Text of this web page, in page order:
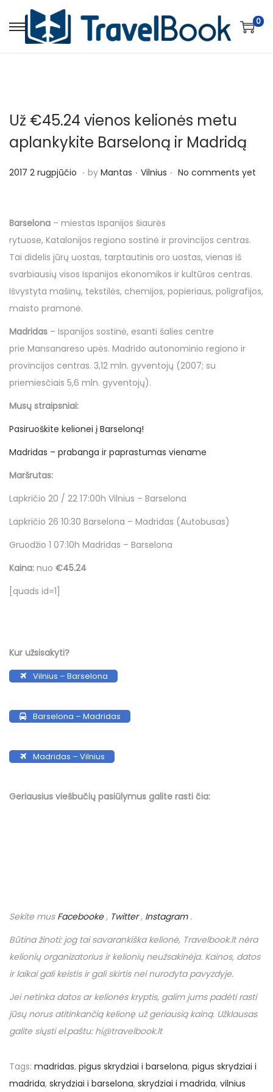
S
o
n
v
a
t
i
o
n
S
o
c
n
n
t
0
Už €45.24 vienos kelionės metu
aplankykite Barseloną ir Madridą
P
t
e
d
o
n
2017 2 rugpjūčio 2
7
2
r
u
g
p
. by Mantas . P
t
e
d
i
n
Vilnius . No comments yet
Barselona – miestas Ispanijos šiaurės
rytuose, Katalonijos regiono sostinė ir provincijos centras.
Tai didelis jūrų uostas, tarptautinis oro uostas, vienas iš
svarbiausių visos Ispanijos ekonomikos ir kultūros centras.
Išvystyta mašinų, tekstilės, chemijos, popieriaus, poligrafijos,
maisto pramonė.
Madridas – Ispanijos sostinė, esanti šalies centre
prie Mansanareso upės. Madrido autonominio regiono ir
provincijos centras. 3,12 mln. gyventojų (2007; su
priemiesčiais 5,6 mln. gyventojų).
Musų straipsniai:
Pasiruoškite kelionei į Barseloną!
Madridas – prabanga ir paprastumas viename
Maršrutas:
Lapkričio 20 / 22 17:00h Vilnius – Barselona
Lapkričio 26 10:30 Barselona – Madridas (Autobusas)
Gruodžio 1 07:10h Madridas – Barselona
Kaina: nuo €45.24
[quads id=1]
Kur užsisakyti?
Vilnius – Barselona
Barselona – Madridas
Madridas – Vilnius
Geriausius viešbučių pasiūlymus galite rasti čia:
Sekite mus Facebooke, Twitter, Instagram.
Būtina žinoti: jog tai savarankiška kelionė, Travelbook.ltnėra
kelionių organizatorius ir kelionių neužsakinėja. Kainos, datos
ir laikai gali keistis ir gali skirtis nei nurodyta pavyzdyje.
Jei netinka datos ar kelionės kryptis, galim jums padėti rasti
jūsų norus atitinkančią kelionę už geriausią kainą. Užklausas
galite siųsti el.paštu: hi@travelbook.lt
Tags: madridas, pigus skrydziai i barselona, pigus skrydziai i
madrida, skrydziai i barselona, skrydziai i madrida, vilnius